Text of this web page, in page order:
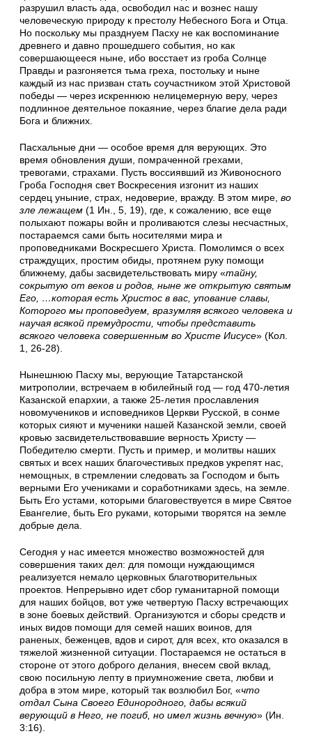
разрушил власть ада, освободил нас и вознес нашу
человеческую природу к престолу Небесного Бога и Отца.
Но поскольку мы празднуем Пасху не как воспоминание
древнего и давно прошедшего события, но как
совершающееся ныне, ибо восстает из гроба Солнце
Правды и разгоняется тьма греха, постольку и ныне
каждый из нас призван стать соучастником этой Христовой
победы — через искреннюю нелицемерную веру, через
подлинное деятельное покаяние, через благие дела ради
Бога и ближних.
Пасхальные дни — особое время для верующих. Это
время обновления души, помраченной грехами,
тревогами, страхами. Пусть воссиявший из Живоносного
Гроба Господня свет Воскресения изгонит из наших
сердец уныние, страх, недоверие, вражду. В этом мире, во
зле лежащем (1 Ин., 5, 19), где, к сожалению, все еще
полыхают пожары войн и проливаются слезы несчастных,
постараемся сами быть носителями мира и
проповедниками Воскресшего Христа. Помолимся о всех
страждущих, простим обиды, протянем руку помощи
ближнему, дабы засвидетельствовать миру «тайну,
сокрытую от веков и родов, ныне же открытую святым
Его, …которая есть Христос в вас, упование славы,
Которого мы проповедуем, вразумляя всякого человека и
научая всякой премудрости, чтобы представить
всякого человека совершенным во Христе Иисусе» (Кол.
1, 26-28).
Нынешнюю Пасху мы, верующие Татарстанской
митрополии, встречаем в юбилейный год — год 470-летия
Казанской епархии, а также 25-летия прославления
новомучеников и исповедников Церкви Русской, в сонме
которых сияют и мученики нашей Казанской земли, своей
кровью засвидетельствовавшие верность Христу —
Победителю смерти. Пусть и пример, и молитвы наших
святых и всех наших благочестивых предков укрепят нас,
немощных, в стремлении следовать за Господом и быть
верными Его учениками и соработниками здесь, на земле.
Быть Его устами, которыми благовествуется в мире Святое
Евангелие, быть Его руками, которыми творятся на земле
добрые дела.
Сегодня у нас имеется множество возможностей для
совершения таких дел: для помощи нуждающимся
реализуется немало церковных благотворительных
проектов. Непрерывно идет сбор гуманитарной помощи
для наших бойцов, вот уже четвертую Пасху встречающих
в зоне боевых действий. Организуются и сборы средств и
иных видов помощи для семей наших воинов, для
раненых, беженцев, вдов и сирот, для всех, кто оказался в
тяжелой жизненной ситуации. Постараемся не остаться в
стороне от этого доброго делания, внесем свой вклад,
свою посильную лепту в приумножение света, любви и
добра в этом мире, который так возлюбил Бог, «что
отдал Сына Своего Единородного, дабы всякий
верующий в Него, не погиб, но имел жизнь вечную» (Ин.
3:16).